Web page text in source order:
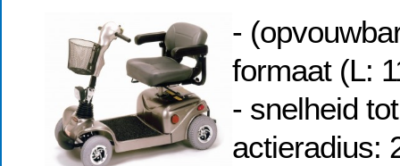
-
formaat (L:
- snelheid
actieradius: